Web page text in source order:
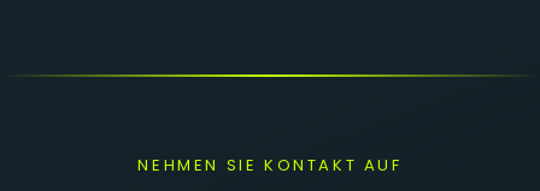
NEHMEN SIE KONTAKT AUF